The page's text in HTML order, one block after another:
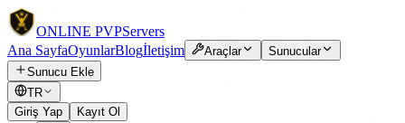
ONLINE PVPServers
Ana SayfaOyunlarBlogİletişim Araçlar
Sunucular
Sunucu Ekle
TR
Giriş Yap
Kayıt Ol